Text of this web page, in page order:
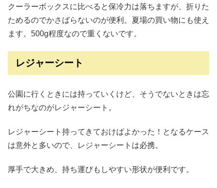
クーラーボックスに比べると保冷力は落ちますが、折りた
ためるのでかさばらないのが便利。夏場の買い物にも使え
ます。500g程度なので重くないです。
レジャーシート
公園に行くときには持っていくけど、そうでないときは忘
れがちなのがレジャーシート。
レジャーシート持ってきておけばよかった！となるケース
は意外と多いので、レジャーシートは必携。
厚手で大きめ、持ち運びもしやすい形状が便利です。